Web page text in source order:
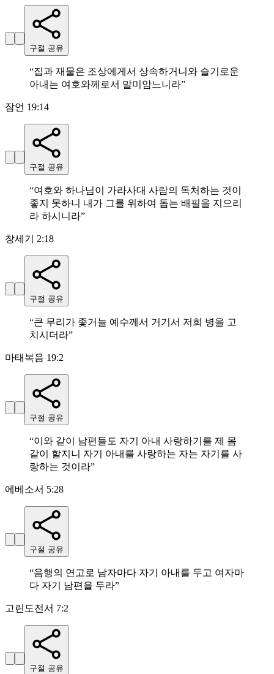
구절 공유
“집과 재물은 조상에게서 상속하거니와 슬기로운
아내는 여호와께로서 말미암느니라”
잠언 19:14
구절 공유
“여호와 하나님이 가라사대 사람의 독처하는 것이
좋지 못하니 내가 그를 위하여 돕는 배필을 지으리
라 하시니라”
창세기 2:18
구절 공유
“큰 무리가 좇거늘 예수께서 거기서 저희 병을 고
치시더라”
마태복음 19:2
구절 공유
“이와 같이 남편들도 자기 아내 사랑하기를 제 몸
같이 할지니 자기 아내를 사랑하는 자는 자기를 사
랑하는 것이라”
에베소서 5:28
구절 공유
“음행의 연고로 남자마다 자기 아내를 두고 여자마
다 자기 남편을 두라”
고린도전서 7:2
구절 공유